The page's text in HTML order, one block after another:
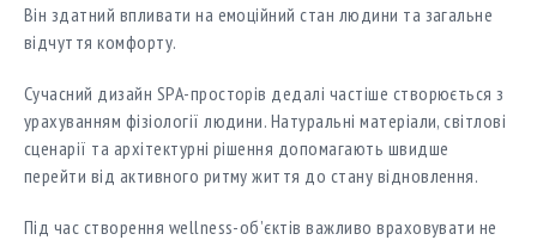
Він здатний впливати на емоційний стан людини та загальне
відчуття комфорту.
Сучасний дизайн SPA-просторів дедалі частіше створюється з
урахуванням фізіології людини. Натуральні матеріали, світлові
сценарії та архітектурні рішення допомагають швидше
перейти від активного ритму життя до стану відновлення.
Під час створення wellness-об’єктів важливо враховувати не